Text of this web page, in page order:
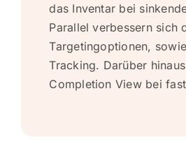
das Inventar bei
Parallel verbessern sich
Targetingoptionen,
Tracking. Darüber
Completion View bei